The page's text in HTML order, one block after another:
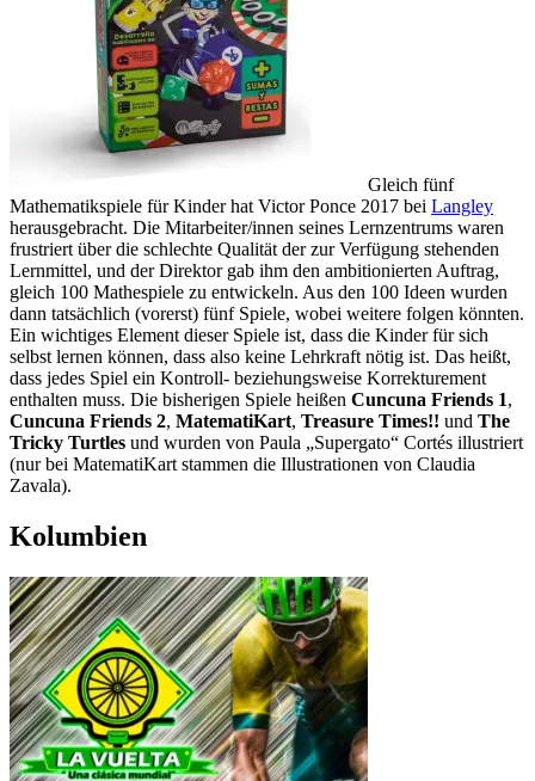
Gleich fünf
Mathematikspiele für Kinder hat Victor Ponce 2017 bei Langley
herausgebracht. Die Mitarbeiter/innen seines Lernzentrums waren
frustriert über die schlechte Qualität der zur Verfügung stehenden
Lernmittel, und der Direktor gab ihm den ambitionierten Auftrag,
gleich 100 Mathespiele zu entwickeln. Aus den 100 Ideen wurden
dann tatsächlich (vorerst) fünf Spiele, wobei weitere folgen könnten.
Ein wichtiges Element dieser Spiele ist, dass die Kinder für sich
selbst lernen können, dass also keine Lehrkraft nötig ist. Das heißt,
dass jedes Spiel ein Kontroll- beziehungsweise Korrekturement
enthalten muss. Die bisherigen Spiele heißen Cuncuna Friends 1,
Cuncuna Friends 2, MatematiKart, Treasure Times!! und The
Tricky Turtles und wurden von Paula „Supergato“ Cortés illustriert
(nur bei MatematiKart stammen die Illustrationen von Claudia
Zavala).
Kolumbien